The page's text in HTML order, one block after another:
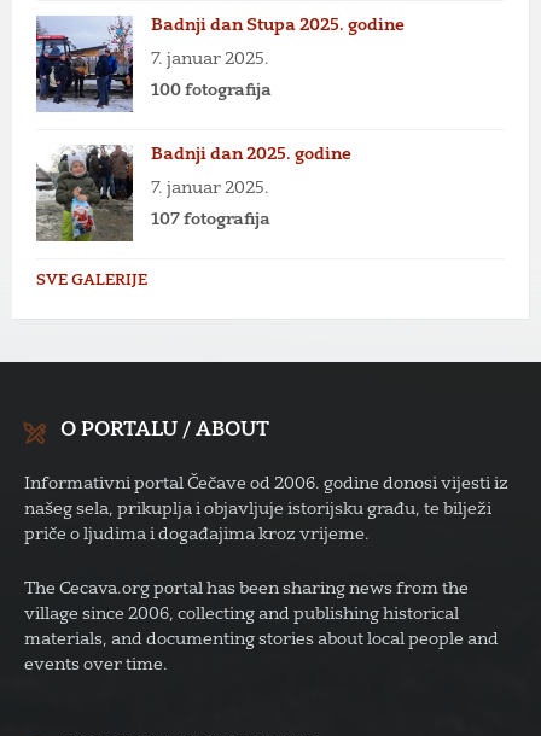
Badnji dan Stupa 2025. godine
7. januar 2025.
100 fotografija
Badnji dan 2025. godine
7. januar 2025.
107 fotografija
SVE GALERIJE
O PORTALU / ABOUT
Informativni portal Čečave od 2006. godine donosi vijesti iz
našeg sela, prikuplja i objavljuje istorijsku građu, te bilježi
priče o ljudima i događajima kroz vrijeme.
The Cecava.org portal has been sharing news from the
village since 2006, collecting and publishing historical
materials, and documenting stories about local people and
events over time.